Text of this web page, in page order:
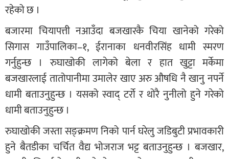
रहेको छ ।
बजारमा चियापत्ती नआउँदा बजखारकै चिया खानेको गरेको
सिगास गाउँपालिका–१, ईरानाका धनवीरसिंह धामी स्मरण
गर्नुहुन्छ । रुघाखोकी लागेको बेला र हात खुट्टा मर्केमा
बजखारलाई तातोपानीमा उमालेर खाए अरु औषधि नै खानु नपर्ने
धामी बताउनुहुन्छ । यसको स्वाद् टर्रो र थोरै नुनीलो हुने गरेको
धामी बताउनुहुन्छ ।
रुघाखोकी जस्ता सङ्क्रमण निको पार्न घरेलु जडिबुटी प्रभावकारी
हुने बैतडीका चर्चित वैद्य भोजराज भट्ट बताउनुहुन्छ । बजखार,